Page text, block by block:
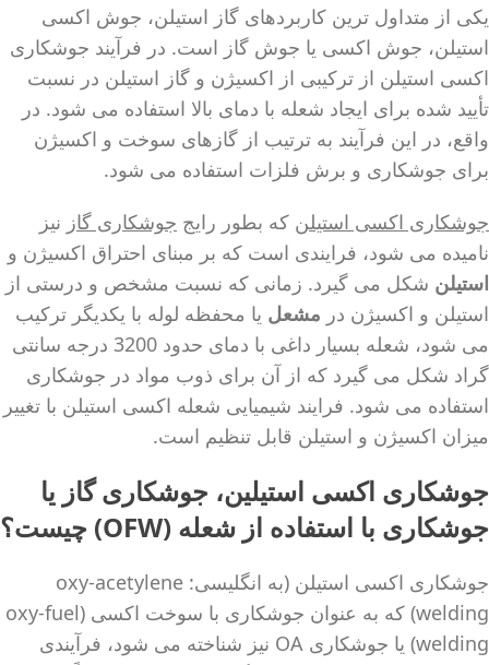
یکی از متداول ترین کاربردهای گاز استیلن، جوش اکسی
استیلن، جوش اکسی یا جوش گاز است. در فرآیند جوشکاری
اکسی استیلن از ترکیبی از اکسیژن و گاز استیلن در نسبت
تأیید شده برای ایجاد شعله با دمای بالا استفاده می شود. در
واقع، در این فرآیند به ترتیب از گازهای سوخت و اکسیژن
برای جوشکاری و برش فلزات استفاده می شود.
جوشکاری اکسی استیلن که بطور رایج جوشکاری گاز نیز
نامیده می شود، فرایندی است که بر مبنای احتراق اکسیژن و
استیلن شکل می گیرد. زمانی که نسبت مشخص و درستی از
استیلن و اکسیژن در مشعل یا محفظه لوله با یکدیگر ترکیب
می شود، شعله بسیار داغی با دمای حدود 3200 درجه سانتی
گراد شکل می گیرد که از آن برای ذوب مواد در جوشکاری
استفاده می شود. فرایند شیمیایی شعله اکسی استیلن با تغییر
میزان اکسیژن و استیلن قابل تنظیم است.
جوشکاری اکسی استیلین، جوشکاری گاز یا
جوشکاری با استفاده از شعله (OFW) چیست؟
جوشکاری اکسی استیلن (به انگلیسی: oxy-acetylene
welding) که به عنوان جوشکاری با سوخت اکسی (oxy-fuel
welding) یا جوشکاری OA نیز شناخته می شود، فرآیندی